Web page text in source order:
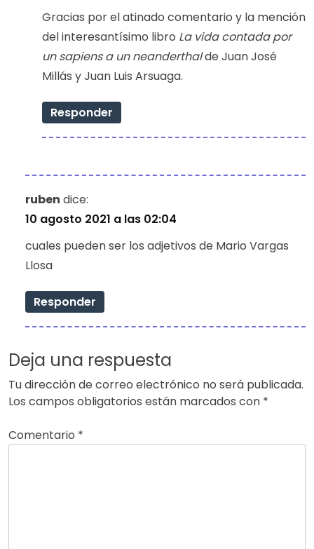
Gracias por el atinado comentario y la mención
del interesantísimo libro La vida contada por
un sapiens a un neanderthalde Juan José
Millás y Juan Luis Arsuaga.
Responder
ruben dice:
10 agosto 2021 a las 02:04
cuales pueden ser los adjetivos de Mario Vargas
Llosa
Responder
Deja una respuesta
Tu dirección de correo electrónico no será publicada.
Los campos obligatorios están marcados con *
Comentario *